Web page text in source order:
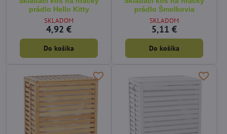
prádlo Hello Kitty
SKLADOM
4,92 €
Do košíka
prádlo Šmolkovia
SKLADOM
5,11 €
Do košíka